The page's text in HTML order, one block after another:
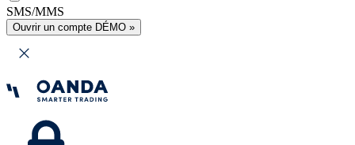
SMS/MMS
Ouvrir un compte DÉMO »